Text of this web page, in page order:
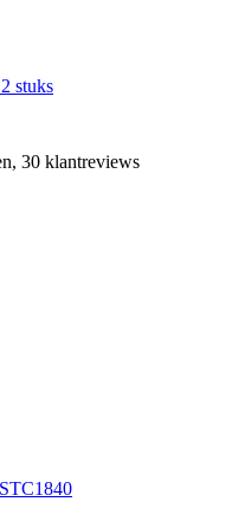
stuks
30 klantreviews